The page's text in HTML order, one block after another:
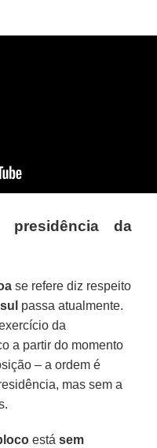
da
se refere diz respeito
passa atualmente.
da
a partir do momento
– a ordem é
mas sem a
estásem